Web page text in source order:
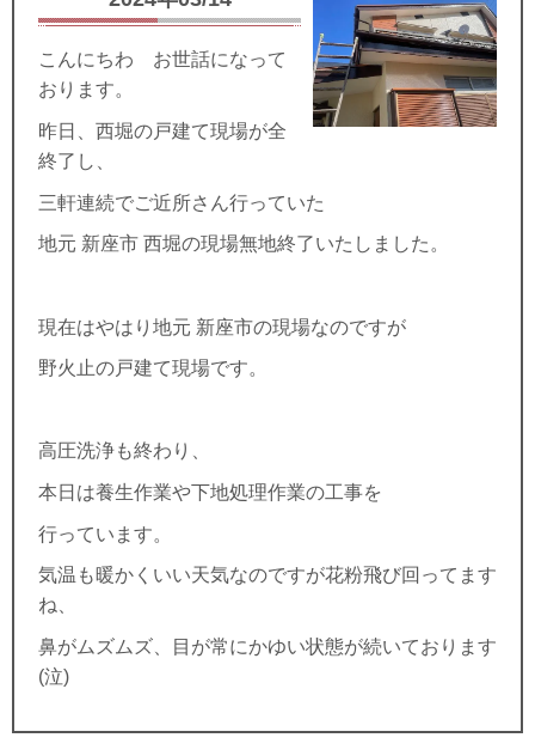
こんにちわ お世話になって
おります。
昨日、西堀の戸建て現場が全
終了し、
三軒連続でご近所さん行っていた
地元 新座市 西堀の現場無地終了いたしました。
現在はやはり地元 新座市の現場なのですが
野火止の戸建て現場です。
高圧洗浄も終わり、
本日は養生作業や下地処理作業の工事を
行っています。
気温も暖かくいい天気なのですが花粉飛び回ってます
ね、
鼻がムズムズ、目が常にかゆい状態が続いております
(泣)